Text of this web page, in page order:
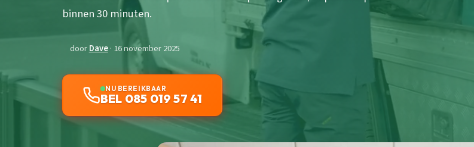
binnen 30 minuten.
doorDave· 16 november 2025
NU BEREIKBAAR
BEL 085 019 57 41